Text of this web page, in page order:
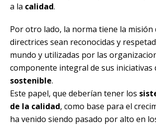
a la calidad.
Por otro lado, la norma tiene la misión
directrices sean reconocidas y
mundo y utilizadas por las
componente integral de sus iniciativas
sostenible.
Este papel, que deberían tener los
de la calidad, como base para el
ha venido siendo pasado por alto en